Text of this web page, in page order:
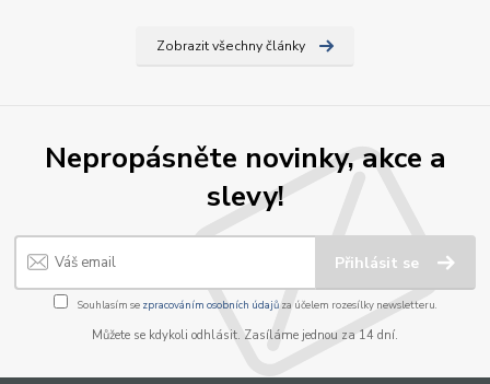
Zobrazit všechny články
Nepropásněte novinky, akce a
slevy!
Přihlásit se
Souhlasím se zpracováním osobních údajůza účelem rozesílky newsletteru.
Můžete se kdykoli odhlásit. Zasíláme jednou za 14 dní.